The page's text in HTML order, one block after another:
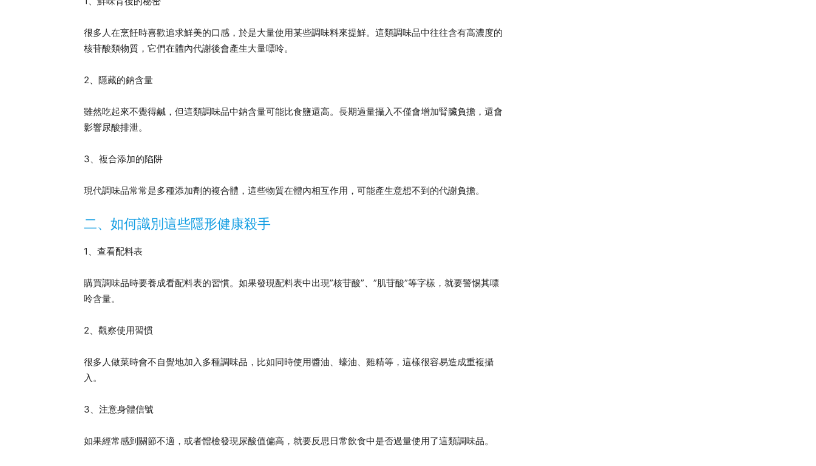
很多人在烹飪時喜歡追求鮮美的口感，於是大量使用某些調味料來提鮮。這類調味品中往往含有高濃度的
核苷酸類物質，它們在體內代謝後會產生大量嘌呤。
2、隱藏的鈉含量
雖然吃起來不覺得鹹，但這類調味品中鈉含量可能比食鹽還高。長期過量攝入不僅會增加腎臟負擔，還會
影響尿酸排泄。
3、複合添加的陷阱
現代調味品常常是多種添加劑的複合體，這些物質在體內相互作用，可能產生意想不到的代謝負擔。
二、如何識別這些隱形健康殺手
1、查看配料表
購買調味品時要養成看配料表的習慣。如果發現配料表中出現”核苷酸”、”肌苷酸”等字樣，就要警惕其嘌
呤含量。
2、觀察使用習慣
很多人做菜時會不自覺地加入多種調味品，比如同時使用醬油、蠔油、雞精等，這樣很容易造成重複攝
入。
3、注意身體信號
如果經常感到關節不適，或者體檢發現尿酸值偏高，就要反思日常飲食中是否過量使用了這類調味品。